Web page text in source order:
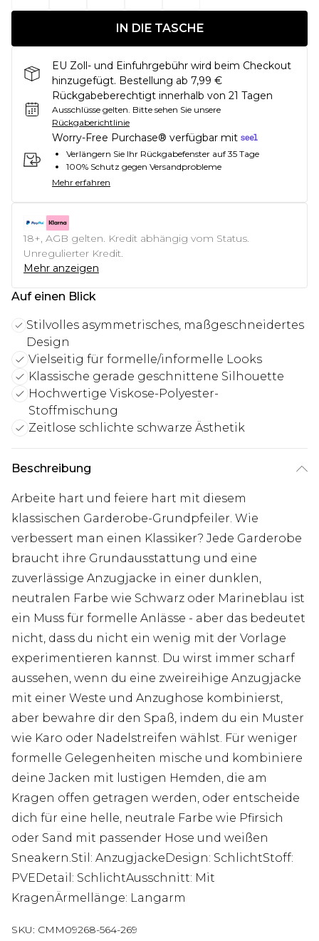
IN DIE TASCHE
EU Zoll- und Einfuhrgebühr wird beim Checkout
hinzugefügt. Bestellung ab 7,99 €
Rückgabeberechtigt innerhalb von 21 Tagen
Ausschlüsse gelten. Bitte sehen Sie unsere
Rückgaberichtlinie
Worry-Free Purchase® verfügbar mit
Verlängern Sie Ihr Rückgabefenster auf 35 Tage
100% Schutz gegen Versandprobleme
Mehr erfahren
18+, AGB gelten. Kredit abhängig vom Status.
Unregulierter Kredit.
Mehr anzeigen
Auf einen Blick
Stilvolles asymmetrisches, maßgeschneidertes
Design
Vielseitig für formelle/informelle Looks
Klassische gerade geschnittene Silhouette
Hochwertige Viskose-Polyester-
Stoffmischung
Zeitlose schlichte schwarze Ästhetik
Beschreibung
Arbeite hart und feiere hart mit diesem
klassischen Garderobe-Grundpfeiler. Wie
verbessert man einen Klassiker? Jede Garderobe
braucht ihre Grundausstattung und eine
zuverlässige Anzugjacke in einer dunklen,
neutralen Farbe wie Schwarz oder Marineblau ist
ein Muss für formelle Anlässe - aber das bedeutet
nicht, dass du nicht ein wenig mit der Vorlage
experimentieren kannst. Du wirst immer scharf
aussehen, wenn du eine zweireihige Anzugjacke
mit einer Weste und Anzughose kombinierst,
aber bewahre dir den Spaß, indem du ein Muster
wie Karo oder Nadelstreifen wählst. Für weniger
formelle Gelegenheiten mische und kombiniere
deine Jacken mit lustigen Hemden, die am
Kragen offen getragen werden, oder entscheide
dich für eine helle, neutrale Farbe wie Pfirsich
oder Sand mit passender Hose und weißen
Sneakern.Stil: AnzugjackeDesign: SchlichtStoff:
PVEDetail: SchlichtAusschnitt: Mit
KragenÄrmellänge: Langarm
SKU: CMM09268-564-269